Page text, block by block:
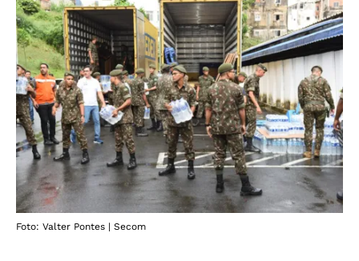
Foto: Valter Pontes | Secom